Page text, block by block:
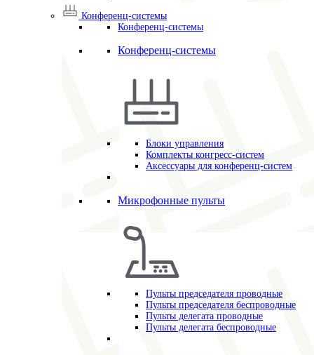
Конференц-системы
Конференц-системы
Конференц-системы
Блоки управления
Комплекты конгресс-систем
Аксессуары для конференц-систем
Микрофонные пульты
Пульты председателя проводные
Пульты председателя беспроводные
Пульты делегата проводные
Пульты делегата беспроводные